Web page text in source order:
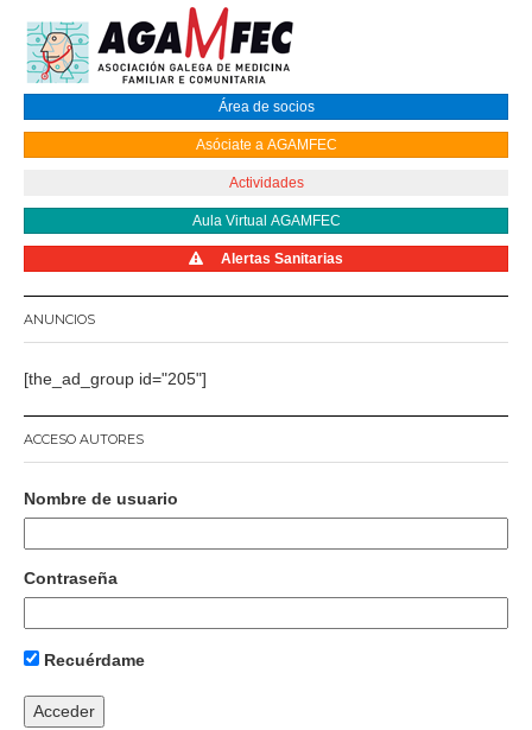
Área de socios
Asóciate a AGAMFEC
Actividades
Aula Virtual AGAMFEC
Alertas Sanitarias
ANUNCIOS
[the_ad_group id="205"]
ACCESO AUTORES
Nombre de usuario
Contraseña
Recuérdame